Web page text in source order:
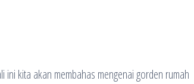
ini kita akan membahas mengenai gorden rumah